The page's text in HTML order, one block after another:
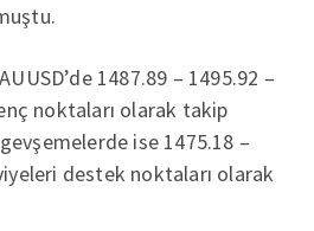
1487.89 – 1495.92 –
noktaları olarak takip
ise 1475.18 –
destek noktaları olarak